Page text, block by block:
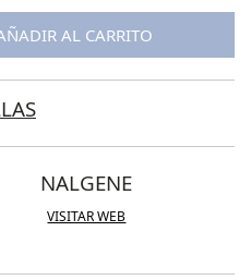
AL CARRITO
NALGENE
VISITAR WEB